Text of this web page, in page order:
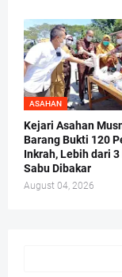
ASAHAN
Kejari Asahan
Barang Bukti 120
Inkrah, Lebih dari
Sabu Dibakar
August 04, 2026